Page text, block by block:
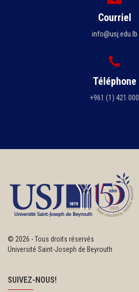
Courriel
info@usj.edu.lb
Téléphone
+961 (1) 421 000
© 2026 - Tous droits réservés
Université Saint-Joseph de Beyrouth
SUIVEZ-NOUS!